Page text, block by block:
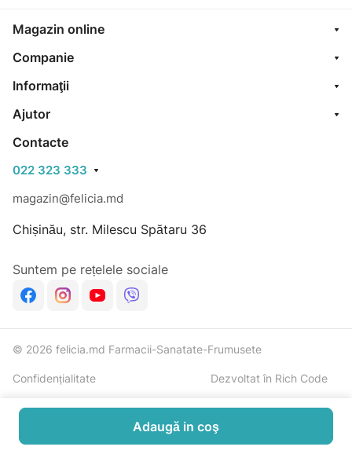
Magazin online
Companie
Informaţii
Ajutor
Contacte
022 323 333
magazin@felicia.md
Chișinău, str. Milescu Spătaru 36
Suntem pe rețelele sociale
© 2026 felicia.md Farmacii-Sanatate-Frumusete
Confidențialitate Dezvoltat în Rich Code
Adaugă in coş